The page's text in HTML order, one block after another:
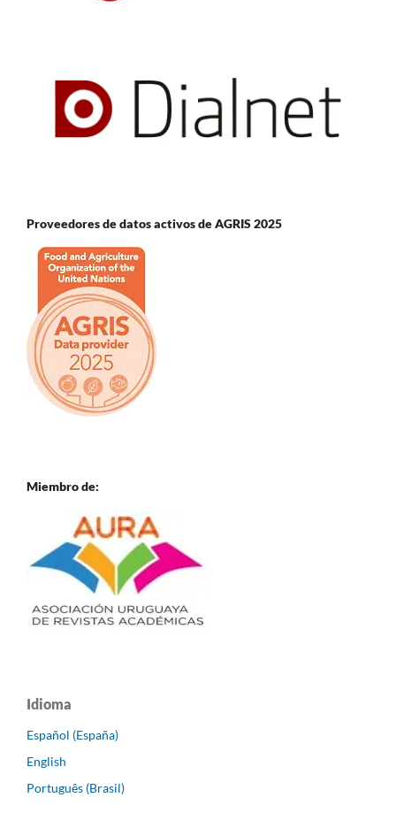
Proveedores de datos activos de AGRIS 2025
Miembro de:
Idioma
Español (España)
English
Português (Brasil)